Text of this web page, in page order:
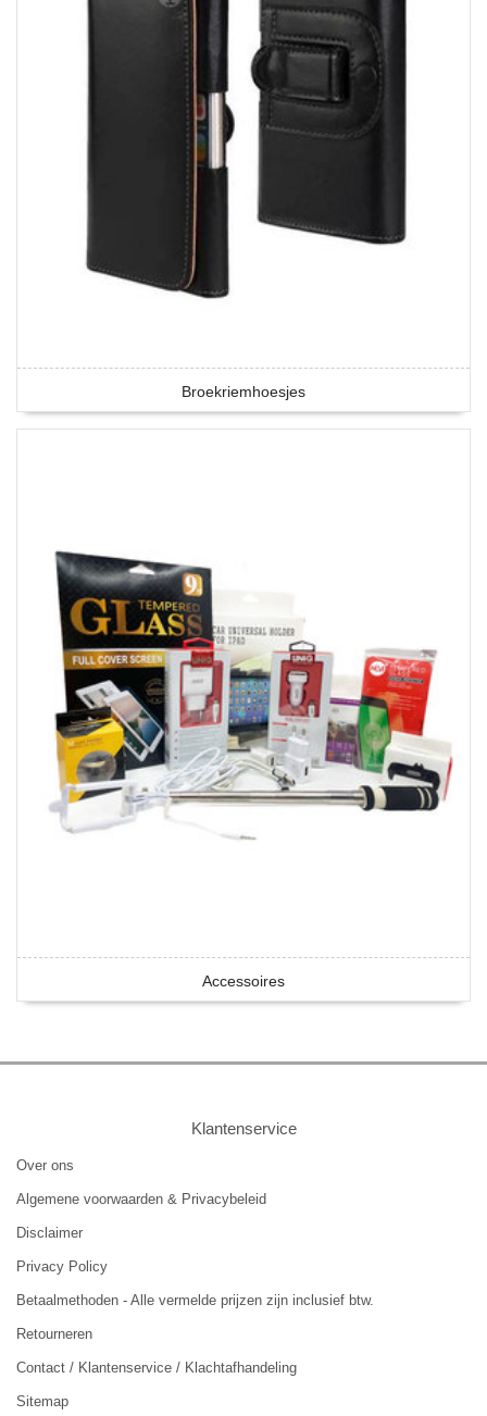
Broekriemhoesjes
Accessoires
Klantenservice
Over ons
Algemene voorwaarden & Privacybeleid
Disclaimer
Privacy Policy
Betaalmethoden - Alle vermelde prijzen zijn inclusief btw.
Retourneren
Contact / Klantenservice / Klachtafhandeling
Sitemap